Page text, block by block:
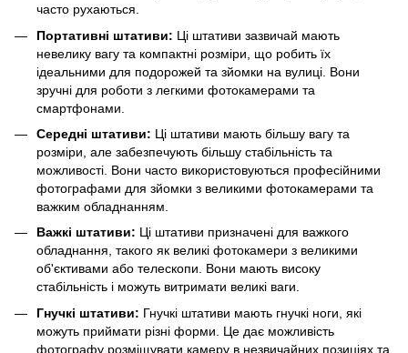
часто рухаються.
Портативні штативи: Ці штативи зазвичай мають
невелику вагу та компактні розміри, що робить їх
ідеальними для подорожей та зйомки на вулиці. Вони
зручні для роботи з легкими фотокамерами та
смартфонами.
Середні штативи: Ці штативи мають більшу вагу та
розміри, але забезпечують більшу стабільність та
можливості. Вони часто використовуються професійними
фотографами для зйомки з великими фотокамерами та
важким обладнанням.
Важкі штативи: Ці штативи призначені для важкого
обладнання, такого як великі фотокамери з великими
об'єктивами або телескопи. Вони мають високу
стабільність і можуть витримати великі ваги.
Гнучкі штативи: Гнучкі штативи мають гнучкі ноги, які
можуть приймати різні форми. Це дає можливість
фотографу розміщувати камеру в незвичайних позиціях та